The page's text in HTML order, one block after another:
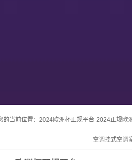
的当前位置： 2024欧洲杯正规平台-2024正规欧
空调挂式空调